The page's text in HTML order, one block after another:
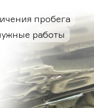
пробега
работы